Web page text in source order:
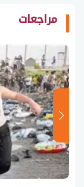
مراجعات